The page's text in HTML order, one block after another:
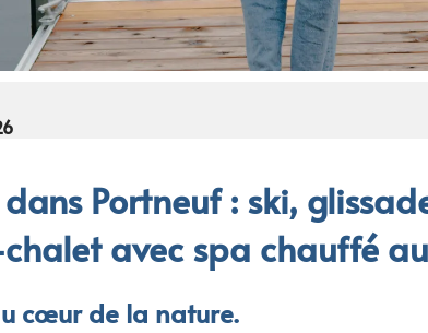
Portneuf : ski,
avec spa chauffé
cœur de la nature.